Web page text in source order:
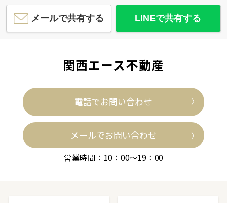
メールで共有する LINEで共有する
関西エース不動産
電話でお問い合わせ
メールでお問い合わせ
営業時間：10：00～19：00